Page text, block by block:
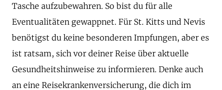
Tasche aufzubewahren. So bist du für alle
Eventualitäten gewappnet. Für St. Kitts und Nevis
benötigst du keine besonderen Impfungen, aber es
ist ratsam, sich vor deiner Reise über aktuelle
Gesundheitshinweise zu informieren. Denke auch
an eine Reisekrankenversicherung, die dich im